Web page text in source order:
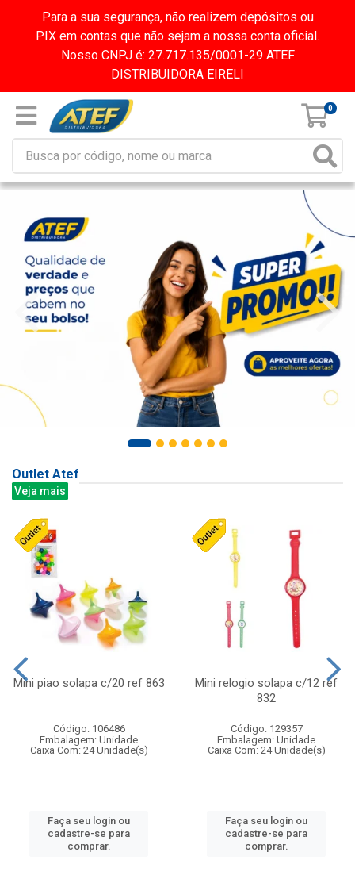
Para a sua segurança, não realizem depósitos ou
PIX em contas que não sejam a nossa conta oficial.
Nosso CNPJ é: 27.717.135/0001-29 ATEF
DISTRIBUIDORA EIRELI
0
Outlet Atef
Veja mais
Mini piao solapa c/20 ref 863
Código: 106486
Embalagem: Unidade
Caixa Com: 24 Unidade(s)
Faça seu login ou
cadastre-se para
comprar.
Mini relogio solapa c/12 ref
832
Código: 129357
Embalagem: Unidade
Caixa Com: 24 Unidade(s)
Faça seu login ou
cadastre-se para
comprar.